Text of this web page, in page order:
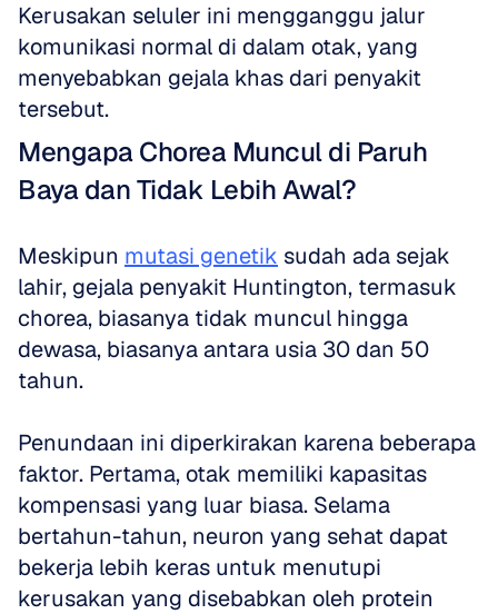
Kerusakan seluler ini mengganggu jalur
komunikasi normal di dalam otak, yang
menyebabkan gejala khas dari penyakit
tersebut.
Mengapa Chorea Muncul di Paruh
Baya dan Tidak Lebih Awal?
Meskipun mutasi genetik sudah ada sejak
lahir, gejala penyakit Huntington, termasuk
chorea, biasanya tidak muncul hingga
dewasa, biasanya antara usia 30 dan 50
tahun.
Penundaan ini diperkirakan karena beberapa
faktor. Pertama, otak memiliki kapasitas
kompensasi yang luar biasa. Selama
bertahun-tahun, neuron yang sehat dapat
bekerja lebih keras untuk menutupi
kerusakan yang disebabkan oleh protein